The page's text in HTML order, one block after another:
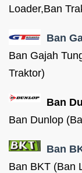
Loader,Ban
Ban
Ban Gajah
Traktor)
Ban
Ban Dunlop
Ban
Ban BKT (Ban